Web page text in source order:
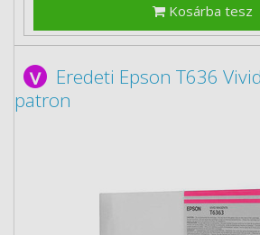
Kosárba tesz
Eredeti Epson T636
patron